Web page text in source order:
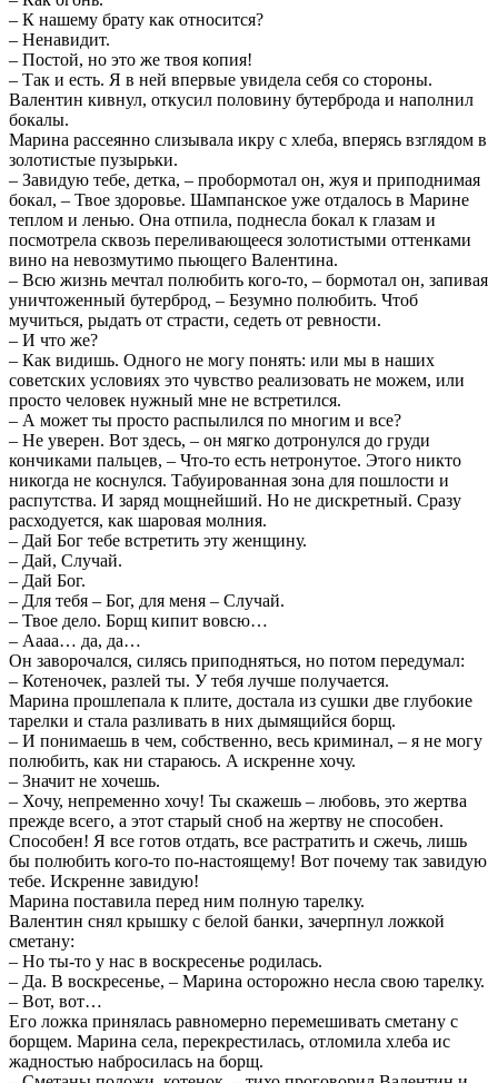
– К нашему брату как относится?
– Ненавидит.
– Постой, но это же твоя копия!
– Так и есть. Я в ней впервые увидела себя со стороны.
Валентин кивнул, откусил половину бутерброда и наполнил
бокалы.
Марина рассеянно слизывала икру с хлеба, вперясь взглядом в
золотистые пузырьки.
– Завидую тебе, детка, – пробормотал он, жуя и приподнимая
бокал, – Твое здоровье. Шампанское уже отдалось в Марине
теплом и ленью. Она отпила, поднесла бокал к глазам и
посмотрела сквозь переливающееся золотистыми оттенками
вино на невозмутимо пьющего Валентина.
– Всю жизнь мечтал полюбить кого-то, – бормотал он, запивая
уничтоженный бутерброд, – Безумно полюбить. Чтоб
мучиться, рыдать от страсти, седеть от ревности.
– И что же?
– Как видишь. Одного не могу понять: или мы в наших
советских условиях это чувство реализовать не можем, или
просто человек нужный мне не встретился.
– А может ты просто распылился по многим и все?
– Не уверен. Вот здесь, – он мягко дотронулся до груди
кончиками пальцев, – Что-то есть нетронутое. Этого никто
никогда не коснулся. Табуированная зона для пошлости и
распутства. И заряд мощнейший. Но не дискретный. Сразу
расходуется, как шаровая молния.
– Дай Бог тебе встретить эту женщину.
– Дай, Случай.
– Дай Бог.
– Для тебя – Бог, для меня – Случай.
– Твое дело. Борщ кипит вовсю…
– Аааа… да, да…
Он заворочался, силясь приподняться, но потом передумал:
– Котеночек, разлей ты. У тебя лучше получается.
Марина прошлепала к плите, достала из сушки две глубокие
тарелки и стала разливать в них дымящийся борщ.
– И понимаешь в чем, собственно, весь криминал, – я не могу
полюбить, как ни стараюсь. А искренне хочу.
– Значит не хочешь.
– Хочу, непременно хочу! Ты скажешь – любовь, это жертва
прежде всего, а этот старый сноб на жертву не способен.
Способен! Я все готов отдать, все растратить и сжечь, лишь
бы полюбить кого-то по-настоящему! Вот почему так завидую
тебе. Искренне завидую!
Марина поставила перед ним полную тарелку.
Валентин снял крышку с белой банки, зачерпнул ложкой
сметану:
– Но ты-то у нас в воскресенье родилась.
– Да. В воскресенье, – Марина осторожно несла свою тарелку.
– Вот, вот…
Его ложка принялась равномерно перемешивать сметану с
борщем. Марина села, перекрестилась, отломила хлеба ис
жадностью набросилась на борщ.